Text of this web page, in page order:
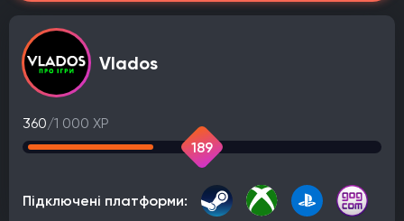
Vlados
360/1 000 XP
189
Підключені платформи: